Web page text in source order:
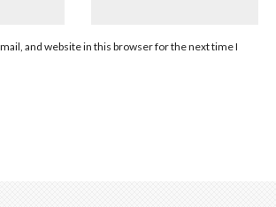
and website in this browser for the next time I